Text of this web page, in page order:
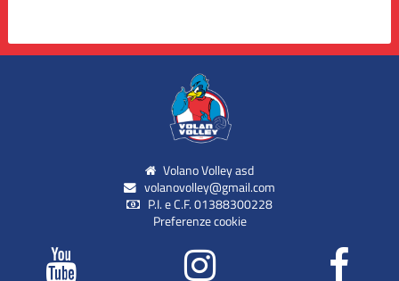
Volano Volley asd
volanovolley@gmail.com
P.I. e C.F. 01388300228
Preferenze cookie